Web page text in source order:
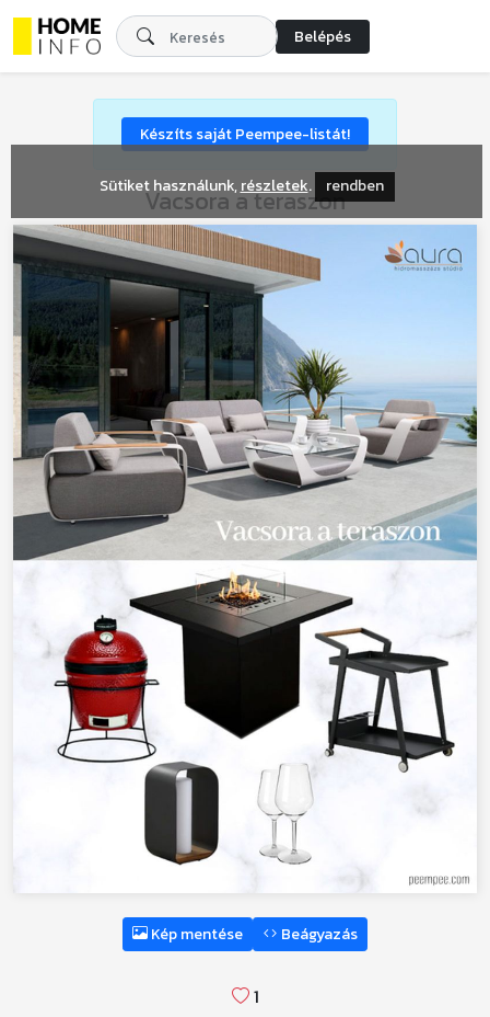
Sütiket használunk,részletek. rendben
Belépés
Készíts saját Peempee-listát!
Vacsora a teraszon
Kép mentése Beágyazás
1